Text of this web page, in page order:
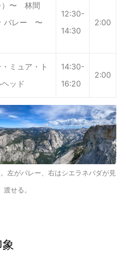
）〜 林間
バレー 〜
12:30-
14:30
2:00
ミュア・ト
ッド
14:30-
16:20
2:00
左がバレー、右はシエラネバダが見
渡せる。